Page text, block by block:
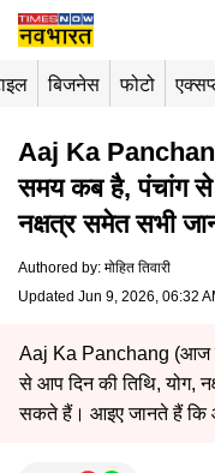
बिजनेस फोटो
Aaj Ka
समय कब है, पंचांग से
नक्षत्र समेत सभी
Authored by: मोहित तिवारी
Updated Jun 9, 2026, 06:32
Aaj Ka Panchang (आज
से आप दिन की तिथि, योग,
सकते हैं। आइए जानते हैं कि